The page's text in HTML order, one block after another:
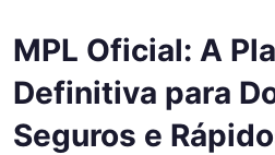
MPL Oficial: A
Definitiva para
Seguros e